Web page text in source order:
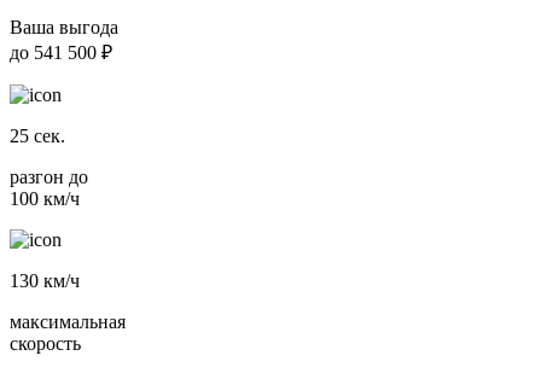
Ваша выгода
до 541 500 ₽
25 сек.
разгон до
100 км/ч
130 км/ч
максимальная
скорость